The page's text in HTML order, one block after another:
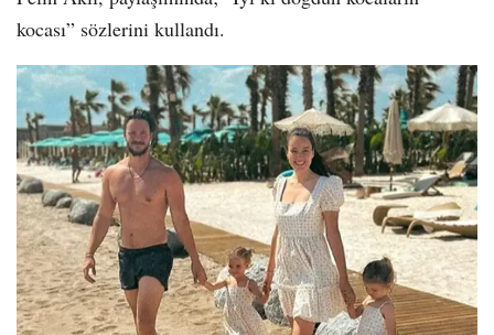
kocası” sözlerini kullandı.